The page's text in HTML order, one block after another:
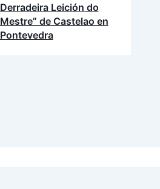
Derradeira Leición do
Mestre” de Castelao en
Pontevedra